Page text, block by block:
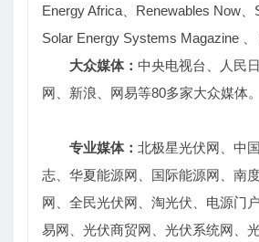
Energy Africa、Renewables Now
Solar Energy Systems Magazine
大众媒体： 中央电视台、人民
网、新浪、网易等80多家大众媒体。
专业媒体： 北极星光伏网、中
志、华夏能源网、国际能源网、南
网、全民光伏网、淘光伏、电源门
易网、光伏商贸网、光伏系统网、